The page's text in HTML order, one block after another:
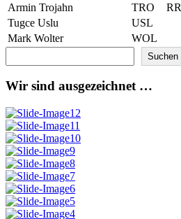
Armin Trojahn
TRO RR
Tugce Uslu
USL
Mark Wolter
WOL
Suchen
Wir sind ausgezeichnet …